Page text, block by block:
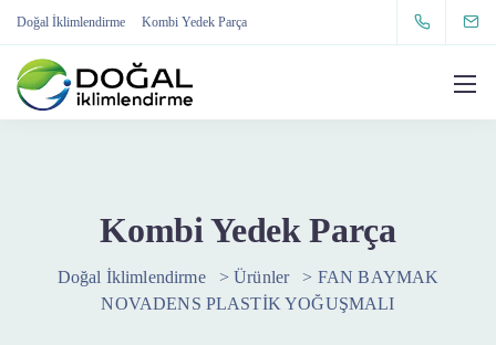
Doğal İklimlendirme Kombi Yedek Parça
Kombi Yedek Parça
Doğal İklimlendirme >Ürünler > FAN BAYMAK
NOVADENS PLASTİK YOĞUŞMALI